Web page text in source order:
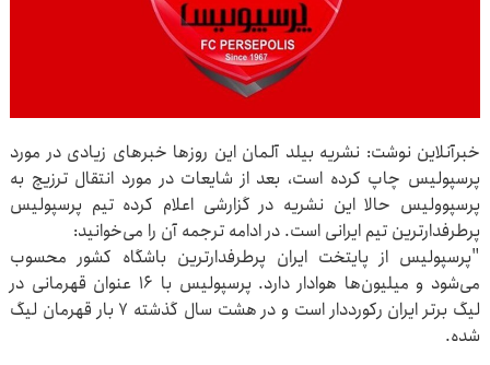
خبرآنلاین نوشت: نشریه بیلد آلمان این روزها خبرهای زیادی در مورد
پرسپولیس چاپ کرده است، بعد از شایعات در مورد انتقال ترزیچ به
پرسپوولیس حالا این نشریه در گزارشی اعلام کرده تیم پرسپولیس
پرطرفدارترین تیم ایرانی است. در ادامه ترجمه آن را می‌خوانید:
"پرسپولیس از پایتخت ایران پرطرفدارترین باشگاه کشور محسوب
می‌شود و میلیون‌ها هوادار دارد. پرسپولیس با ۱۶ عنوان قهرمانی در
لیگ برتر ایران رکورددار است و در هشت سال گذشته ۷ بار قهرمان لیگ
شده.